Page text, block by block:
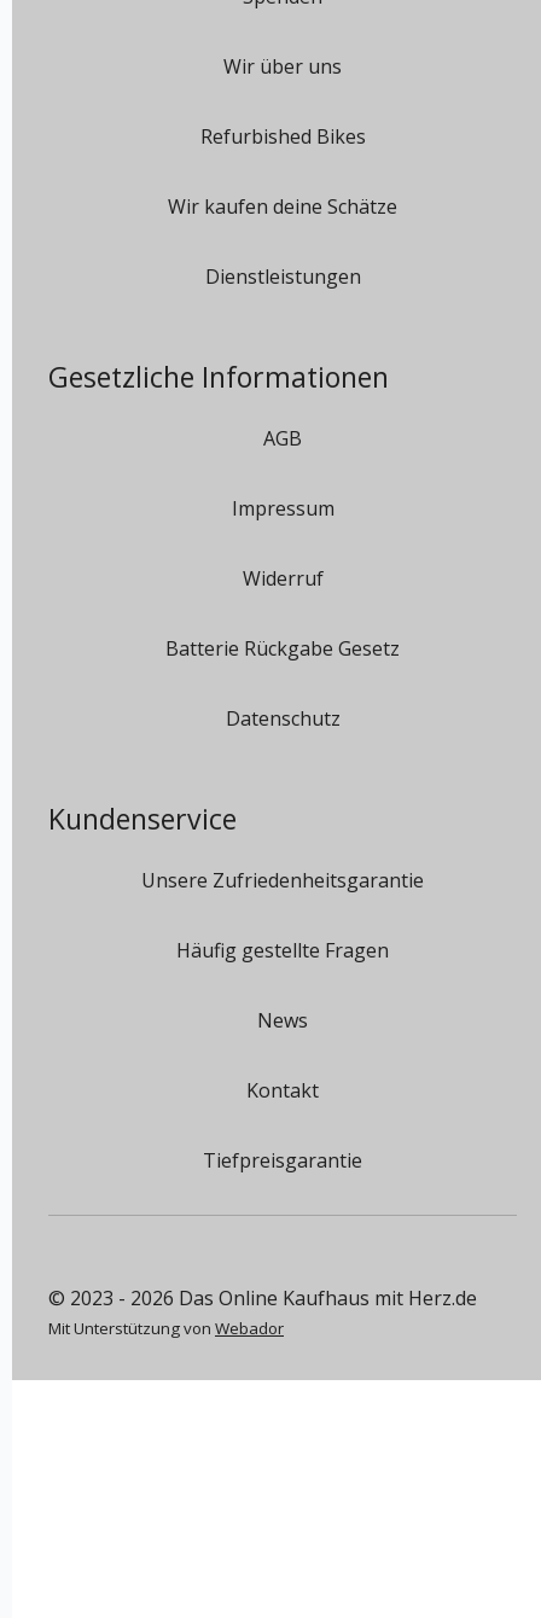
Wir über uns
Refurbished Bikes
Wir kaufen deine Schätze
Dienstleistungen
Gesetzliche Informationen
AGB
Impressum
Widerruf
Batterie Rückgabe Gesetz
Datenschutz
Kundenservice
Unsere Zufriedenheitsgarantie
Häufig gestellte Fragen
News
Kontakt
Tiefpreisgarantie
© 2023 - 2026 Das Online Kaufhaus mit Herz.de
Mit Unterstützung von Webador